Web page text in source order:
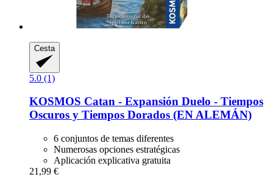
Cesta
5.0 (1)
KOSMOS Catan -​ Expansión Duelo -​ Tiempos
Oscuros y Tiempos Dorados (EN ALEMÁN)
6 conjuntos de temas diferentes
Numerosas opciones estratégicas
Aplicación explicativa gratuita
21,99 €